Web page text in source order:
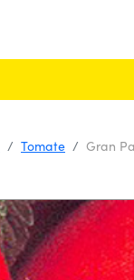
Tomate Gran